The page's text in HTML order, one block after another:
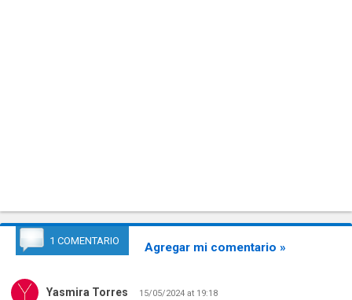
1 COMENTARIO Agregar mi comentario »
Yasmira Torres 15/05/2024 at 19:18